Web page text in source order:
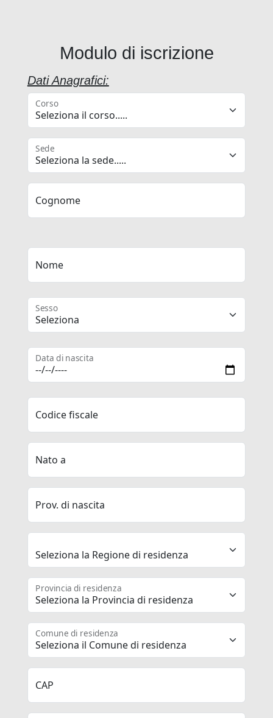
Modulo di iscrizione
Dati Anagrafici:
Corso
Sede
Cognome
Nome
Sesso
Data di nascita
Codice fiscale
Nato a
Prov. di nascita
Provincia di residenza
Comune di residenza
CAP